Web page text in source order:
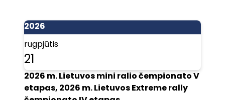
2026
rugpjūtis
21
2026 m. Lietuvos mini ralio čempionato V
etapas, 2026 m. Lietuvos Extreme rally